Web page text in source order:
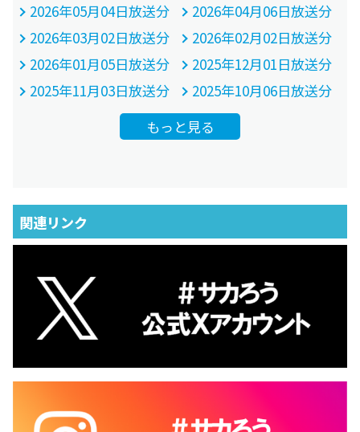
2026年05月04日放送分
2026年04月06日放送分
2026年03月02日放送分
2026年02月02日放送分
2026年01月05日放送分
2025年12月01日放送分
2025年11月03日放送分
2025年10月06日放送分
もっと見る
関連リンク